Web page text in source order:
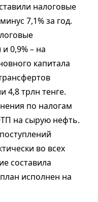
налоговые
7,1% за год.
0,9% – на
капитала
4,8 трлн тенге.
по налогам
на сырую нефть.
во всех
составила
исполнен на